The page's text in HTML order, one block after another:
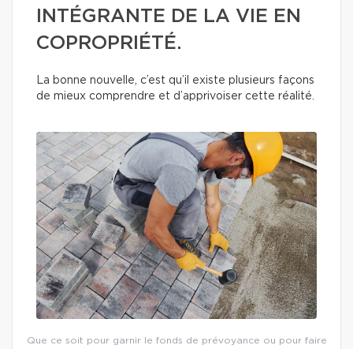
INTÉGRANTE DE LA VIE EN
COPROPRIÉTÉ.
La bonne nouvelle, c’est qu’il existe plusieurs façons
de mieux comprendre et d’apprivoiser cette réalité.
Que ce soit pour garnir le fonds de prévoyance ou pour faire